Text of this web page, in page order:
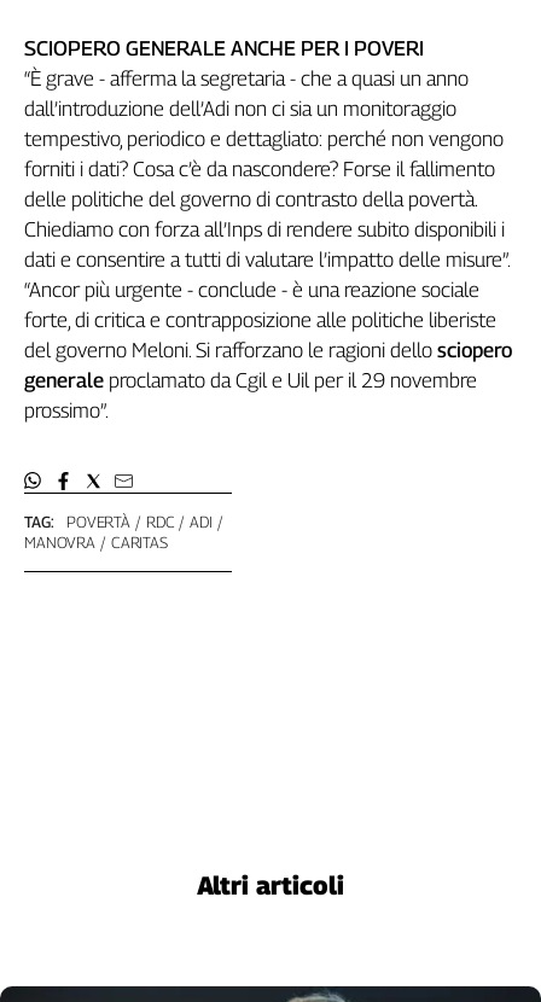
TAG: POVERTÀ RDC
ADI
MANOVRA
CARITAS
SCIOPERO GENERALE ANCHE PER I POVERI
“È grave - afferma la segretaria - che a quasi un anno
dall’introduzione dell’Adi non ci sia un monitoraggio
tempestivo, periodico e dettagliato: perché non vengono
forniti i dati? Cosa c’è da nascondere? Forse il fallimento
delle politiche del governo di contrasto della povertà.
Chiediamo con forza all’Inps di rendere subito disponibili i
dati e consentire a tutti di valutare l’impatto delle misure”.
“Ancor più urgente - conclude - è una reazione sociale
forte, di critica e contrapposizione alle politiche liberiste
del governo Meloni. Si rafforzano le ragioni dello sciopero
generale proclamato da Cgil e Uil per il 29 novembre
prossimo”.
Altri articoli